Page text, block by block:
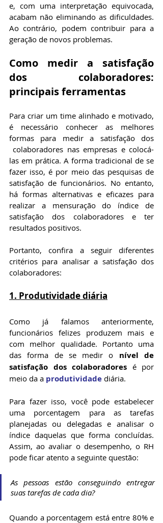
e, com uma interpretação equivocada,
acabam não eliminando as dificuldades.
Ao contrário, podem contribuir para a
geração de novos problemas.
Como medir a satisfação
dos colaboradores:
principais ferramentas
Para criar um time alinhado e motivado,
é necessário conhecer as melhores
formas para medir a satisfação dos
colaboradores nas empresas e colocá-
las em prática. A forma tradicional de se
fazer isso, é por meio das pesquisas de
satisfação de funcionários. No entanto,
há formas alternativas e eficazes para
realizar a mensuração do índice de
satisfação dos colaboradores e ter
resultados positivos.
Portanto, confira a seguir diferentes
critérios para analisar a satisfação dos
colaboradores:
1. Produtividade diária
Como já falamos anteriormente,
funcionários felizes produzem mais e
com melhor qualidade. Portanto uma
das forma de se medir o nível de
satisfação dos colaboradores é por
meio da a produtividade diária.
Para fazer isso, você pode estabelecer
uma porcentagem para as tarefas
planejadas ou delegadas e analisar o
índice daquelas que forma concluídas.
Assim, ao avaliar o desempenho, o RH
pode ficar atento a seguinte questão:
As pessoas estão conseguindo entregar
suas tarefas de cada dia?
Quando a porcentagem está entre 80% e